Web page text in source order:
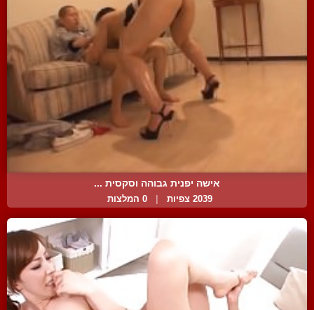
אישה יפנית גבוהה וסקסית ...
2039 צפיות 0 המלצות